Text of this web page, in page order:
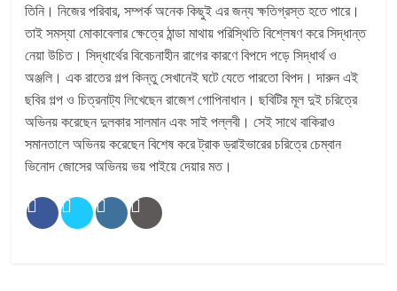
তিনি। নিজের পরিবার, সম্পর্ক অনেক কিছুই এর জন্য ক্ষতিগ্রস্ত হতে পারে।
তাই সমস্যা মোকাবেলার ক্ষেত্রে ঠান্ডা মাথায় পরিস্থিতি বিশ্লেষণ করে সিদ্ধান্ত
নেয়া উচিত। সিদ্ধার্থের বিবেচনাহীন রাগের কারণে বিপদে পড়ে সিদ্ধার্থ ও
অঞ্জলি। এক রাতের গল্প কিন্তু সেখানেই ঘটে যেতে পারতো বিপদ। দারুন এই
ছবির গল্প ও চিত্রনাট্য লিখেছেন রাজেশ গোপিনাধান। ছবিটির মূল দুই চরিত্রে
অভিনয় করেছেন দুলকার সালমান এবং সাই পল্লবী। সেই সাথে বাকিরাও
সমানতালে অভিনয় করেছেন বিশেষ করে ট্রাক ড্রাইভারের চরিত্রে চেম্বান
ভিনোদ জোসের অভিনয় ভয় পাইয়ে দেয়ার মত।